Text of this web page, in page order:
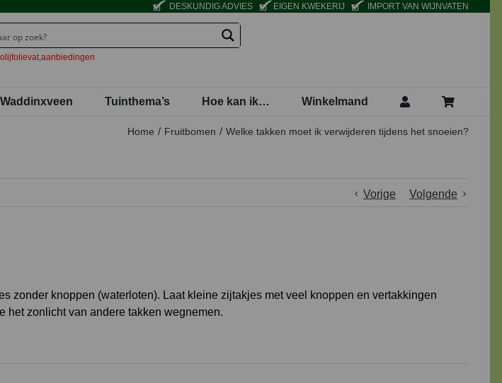
DESKUNDIG ADVIES EIGEN KWEKERIJ IMPORT VAN WIJNVATEN
olijfolievat aanbiedingen
Tuinthema’s Hoe kan ik… Winkelmand
Home Fruitbomen Welke takken moet ik verwijderen tijdens het snoeien?
Vorige Volgende
zonder knoppen (waterloten). Laat kleine zijtakjes met veel knoppen en vertakkingen
het zonlicht van andere takken wegnemen.